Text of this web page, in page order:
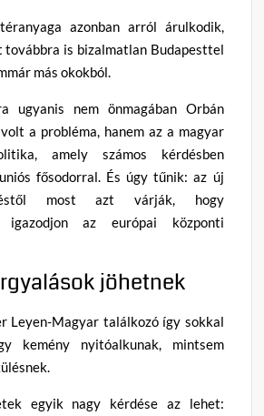
azonban arról árulkodik,
továbbra is bizalmatlan Budapesttel
más okokból.
ugyanis nem önmagában Orbán
a probléma, hanem az a magyar
amely számos kérdésben
fősodorral. És úgy tűnik: az új
most azt várják, hogy
igazodjon az európai központi
jöhetnek
Leyen-Magyar találkozó így sokkal
kemény nyitóalkunak, mintsem
egyik nagy kérdése az lehet: